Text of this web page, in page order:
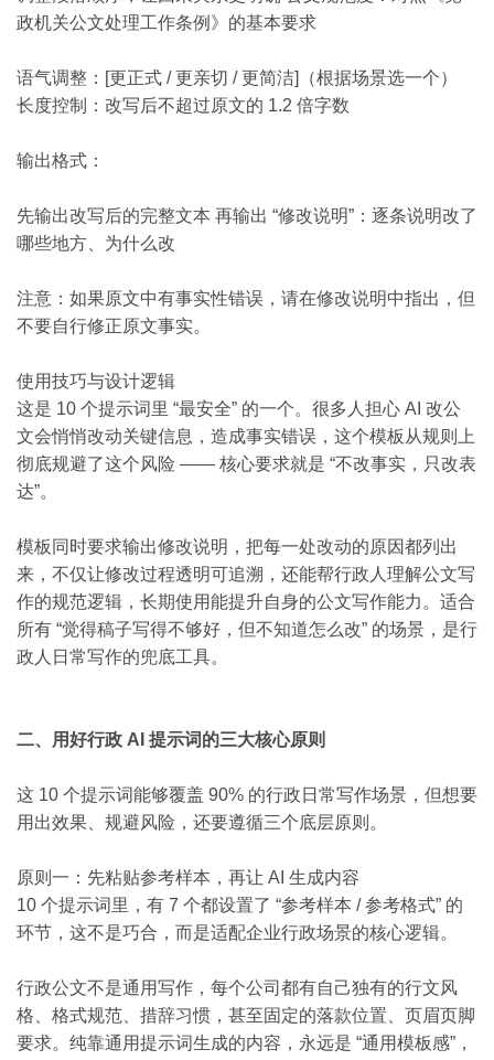
政机关公文处理工作条例》的基本要求
语气调整：[更正式 / 更亲切 / 更简洁]（根据场景选一个）
长度控制：改写后不超过原文的 1.2 倍字数
输出格式：
先输出改写后的完整文本 再输出 “修改说明”：逐条说明改了
哪些地方、为什么改
注意：如果原文中有事实性错误，请在修改说明中指出，但
不要自行修正原文事实。
使用技巧与设计逻辑
这是 10 个提示词里 “最安全” 的一个。很多人担心 AI 改公
文会悄悄改动关键信息，造成事实错误，这个模板从规则上
彻底规避了这个风险 —— 核心要求就是 “不改事实，只改表
达”。
模板同时要求输出修改说明，把每一处改动的原因都列出
来，不仅让修改过程透明可追溯，还能帮行政人理解公文写
作的规范逻辑，长期使用能提升自身的公文写作能力。适合
所有 “觉得稿子写得不够好，但不知道怎么改” 的场景，是行
政人日常写作的兜底工具。
二、用好行政 AI 提示词的三大核心原则
这 10 个提示词能够覆盖 90% 的行政日常写作场景，但想要
用出效果、规避风险，还要遵循三个底层原则。
原则一：先粘贴参考样本，再让 AI 生成内容
10 个提示词里，有 7 个都设置了 “参考样本 / 参考格式” 的
环节，这不是巧合，而是适配企业行政场景的核心逻辑。
行政公文不是通用写作，每个公司都有自己独有的行文风
格、格式规范、措辞习惯，甚至固定的落款位置、页眉页脚
要求。纯靠通用提示词生成的内容，永远是 “通用模板感”，